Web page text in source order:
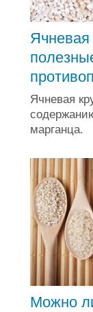
Ячневая
Ячневая
марганца.
Можно